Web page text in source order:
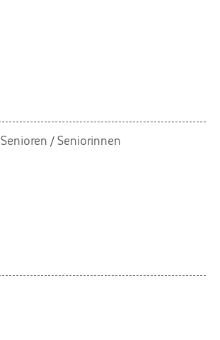
Senioren / Seniorinnen